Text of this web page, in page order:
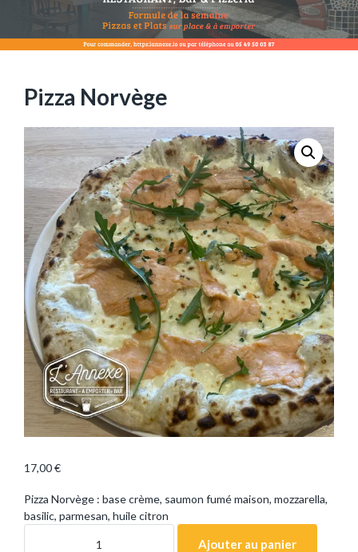
Pizza Norvège
17,00€
Pizza Norvège : base crème, saumon fumé maison, mozzarella,
basilic, parmesan, huile citron
q
Ajouter au panier